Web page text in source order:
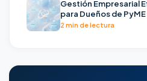
Gestión Empresarial
para Dueños de PyME
2 min de lectura